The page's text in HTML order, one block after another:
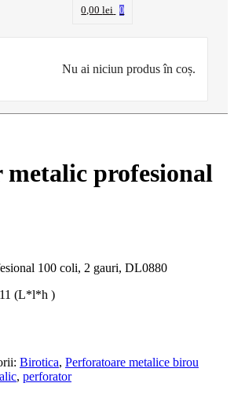
0,00lei 0
Nu ai niciun produs în coș.
profesional
100 coli, 2 gauri, DL0880
(L*l*h )
Birotica, Perforatoare metalice birou
, perforator